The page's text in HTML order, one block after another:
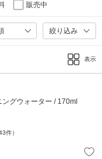
販売中
絞り込み
表示
グウォーター / 170ml
件）